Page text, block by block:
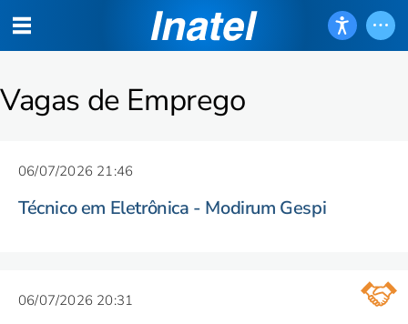
Vagas de Emprego
06/07/2026 21:46
Técnico em Eletrônica - Modirum Gespi
06/07/2026 20:31